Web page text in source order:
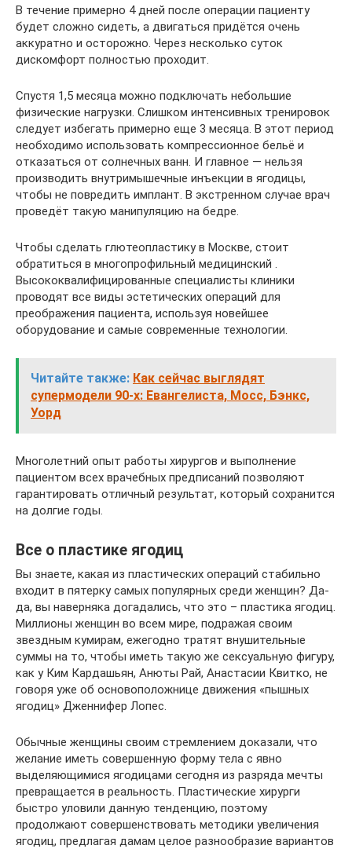
В течение примерно 4 дней после операции пациенту
будет сложно сидеть, а двигаться придётся очень
аккуратно и осторожно. Через несколько суток
дискомфорт полностью проходит.
Спустя 1,5 месяца можно подключать небольшие
физические нагрузки. Слишком интенсивных тренировок
следует избегать примерно еще 3 месяца. В этот период
необходимо использовать компрессионное бельё и
отказаться от солнечных ванн. И главное — нельзя
производить внутримышечные инъекции в ягодицы,
чтобы не повредить имплант. В экстренном случае врач
проведёт такую манипуляцию на бедре.
Чтобы сделать глютеопластику в Москве, стоит
обратиться в многопрофильный медицинский .
Высококвалифицированные специалисты клиники
проводят все виды эстетических операций для
преображения пациента, используя новейшее
оборудование и самые современные технологии.
Читайте также: Как сейчас выглядят
супермодели 90-х: Евангелиста, Мосс, Бэнкс,
Уорд
Многолетний опыт работы хирургов и выполнение
пациентом всех врачебных предписаний позволяют
гарантировать отличный результат, который сохранится
на долгие годы.
Все о пластике ягодиц
Вы знаете, какая из пластических операций стабильно
входит в пятерку самых популярных среди женщин? Да-
да, вы наверняка догадались, что это – пластика ягодиц.
Миллионы женщин во всем мире, подражая своим
звездным кумирам, ежегодно тратят внушительные
суммы на то, чтобы иметь такую же сексуальную фигуру,
как у Ким Кардашьян, Анюты Рай, Анастасии Квитко, не
говоря уже об основоположнице движения «пышных
ягодиц» Дженнифер Лопес.
Обычные женщины своим стремлением доказали, что
желание иметь совершенную форму тела с явно
выделяющимися ягодицами сегодня из разряда мечты
превращается в реальность. Пластические хирурги
быстро уловили данную тенденцию, поэтому
продолжают совершенствовать методики увеличения
ягодиц, предлагая дамам целое разнообразие вариантов